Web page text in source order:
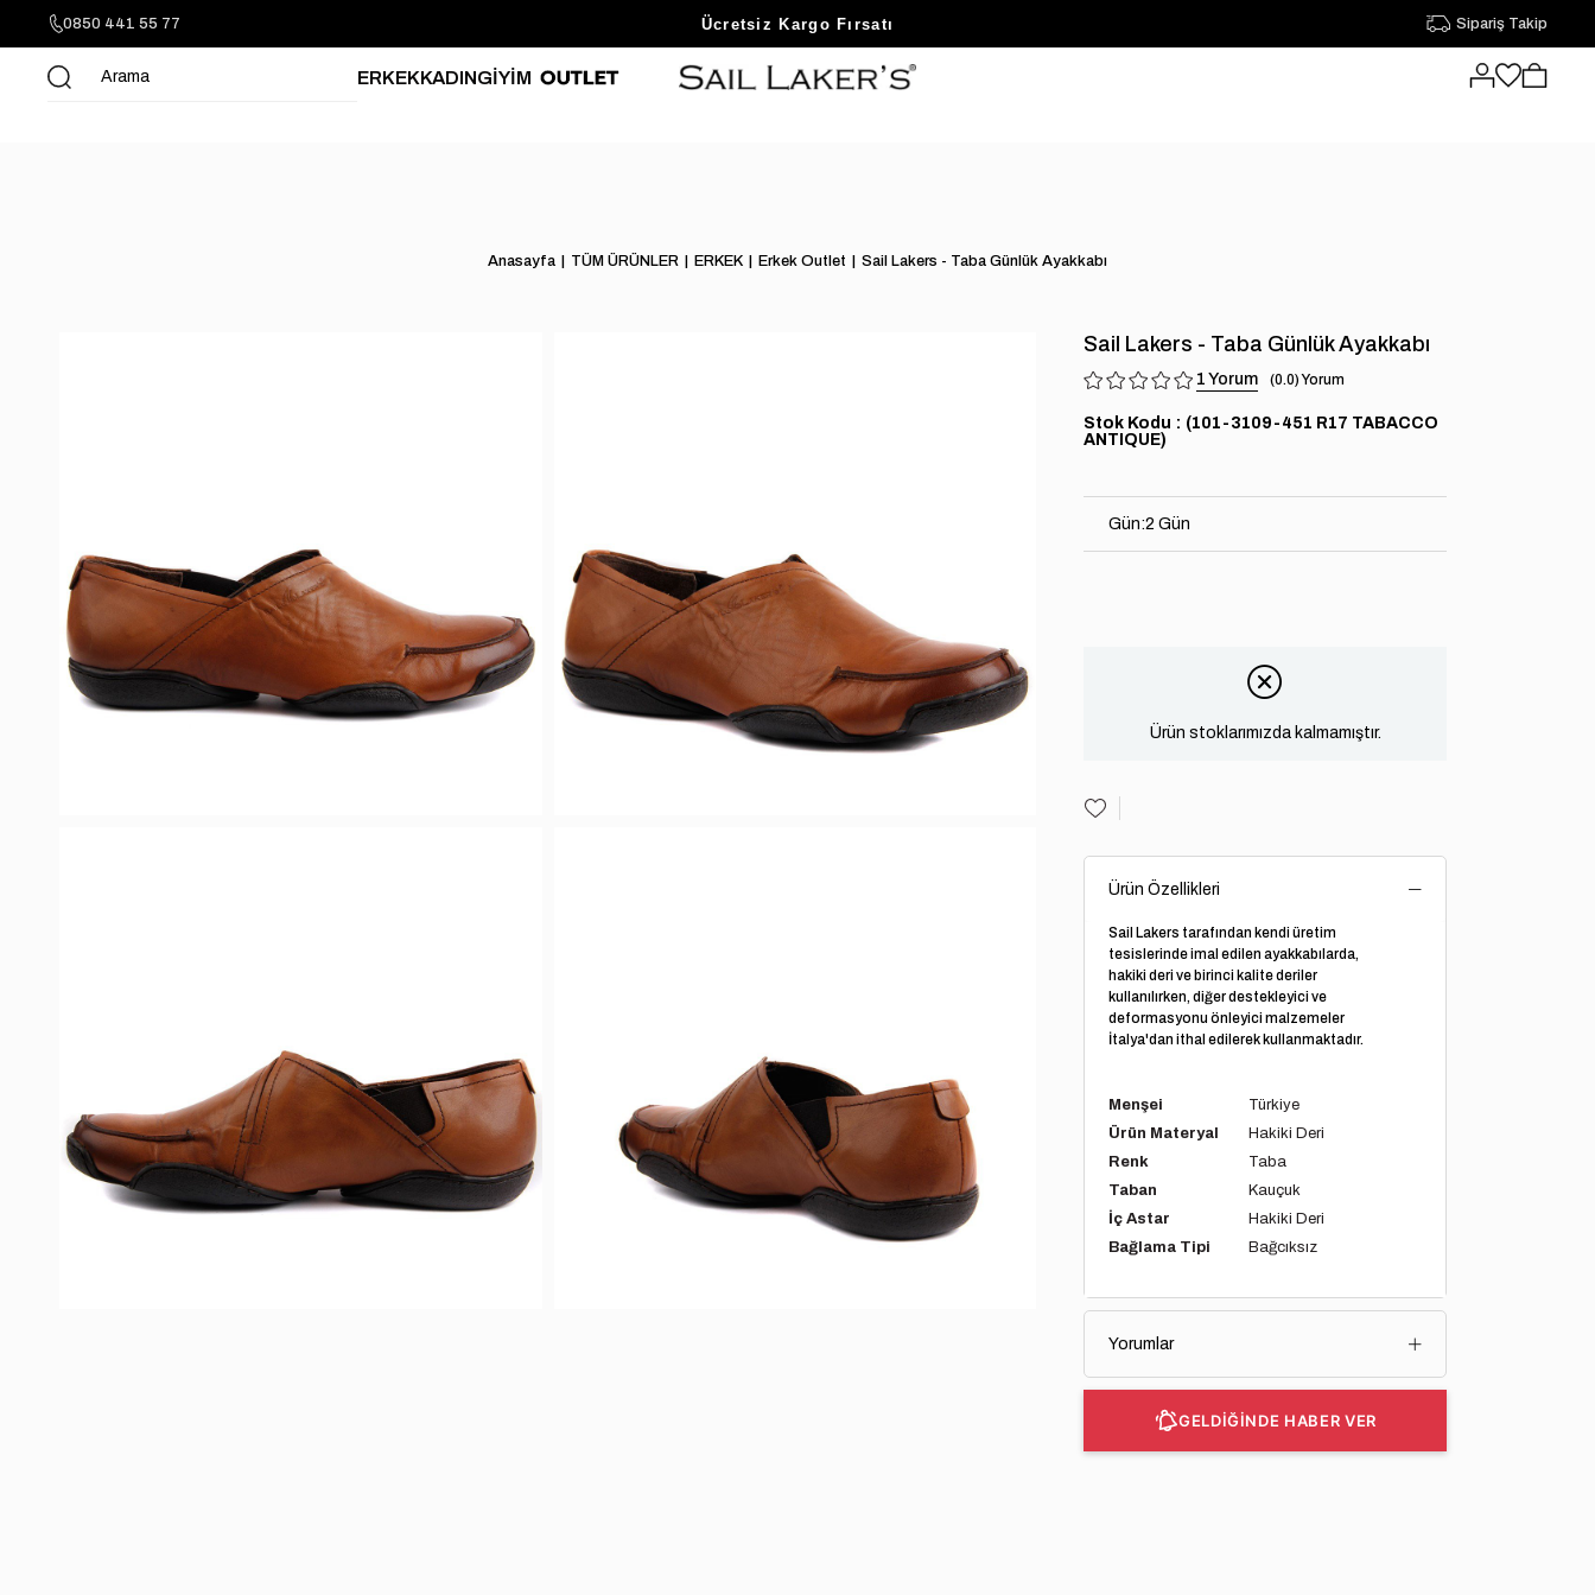
0850 441 55 77 Sezon Sonu Fırsatlarını Keşfet Sipariş Takip
ERKEKKADINGİYİM
Anasayfa TÜM ÜRÜNLER ERKEK Erkek Outlet Sail Lakers - Taba Günlük Ayakkabı
Sail Lakers - Taba Günlük Ayakkabı
1 0.0
Stok Kodu
(101-3109-451 R17 TABACCO
ANTIQUE)
Gün:2 Gün
Ürün stoklarımızda kalmamıştır.
Ürün Özellikleri
Sail Lakers tarafından kendi üretim
tesislerinde imal edilen ayakkabılarda,
hakiki deri ve birinci kalite deriler
kullanılırken, diğer destekleyici ve
deformasyonu önleyici malzemeler
İtalya'dan ithal edilerek kullanmaktadır.
Menşei
Türkiye
Ürün Materyal
Hakiki Deri
Renk
Taba
Taban
Kauçuk
İç Astar
Hakiki Deri
Bağlama Tipi
Bağcıksız
Yorumlar
GELDİĞİNDE HABER VER